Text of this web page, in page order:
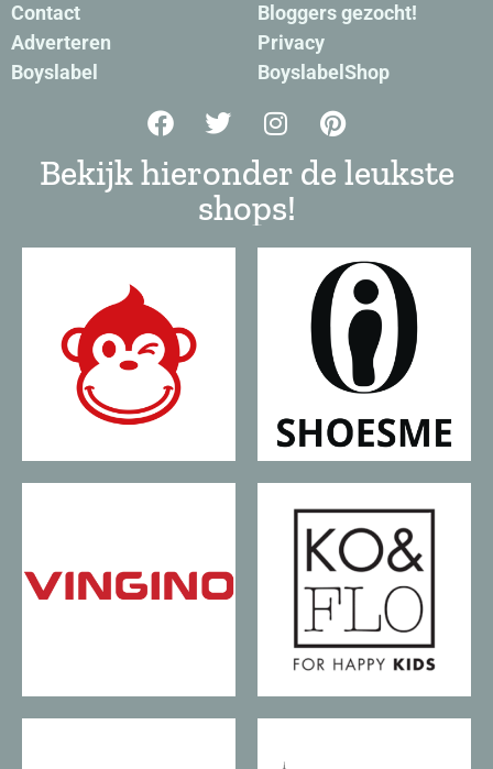
Contact
Adverteren
Boyslabel
Bloggers gezocht!
Privacy
BoyslabelShop
Bekijk hieronder de leukste
shops!